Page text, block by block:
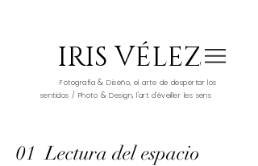
IRIS VÉLEZ
Fotografía& Diseño, el arte de despertar los
sentidos / Photo & Design, l'art d'éveiller les sens
01 Lectura del espacio